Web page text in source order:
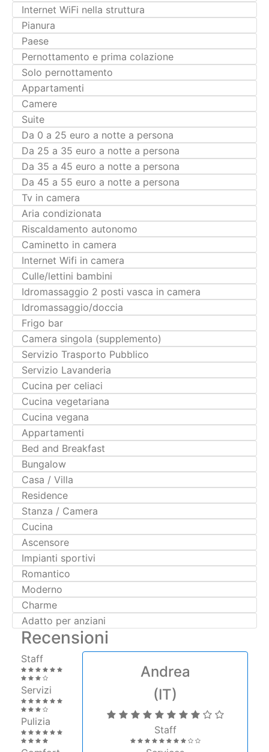
Pernottamento e prima colazione
Solo pernottamento
Appartamenti
Camere
Suite
Da 0 a 25 euro a notte a persona
Da 25 a 35 euro a notte a persona
Da 35 a 45 euro a notte a persona
Da 45 a 55 euro a notte a persona
Tv in camera
Aria condizionata
Riscaldamento autonomo
Caminetto in camera
Internet Wifi in camera
Culle/lettini bambini
Idromassaggio 2 posti vasca in camera
Idromassaggio/doccia
Frigo bar
Camera singola (supplemento)
Servizio Trasporto Pubblico
Servizio Lavanderia
Cucina per celiaci
Cucina vegetariana
Cucina vegana
Appartamenti
Bed and Breakfast
Bungalow
Casa / Villa
Residence
Stanza / Camera
Cucina
Ascensore
Impianti sportivi
Romantico
Moderno
Charme
Adatto per anziani
Recensioni
Staff
Servizi
Pulizia
Comfort
Qualità/Prezzo
Andrea
Staff
Services
Cleanliness
Comfort